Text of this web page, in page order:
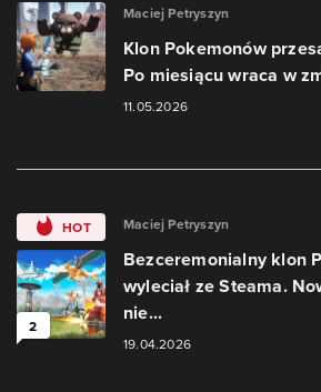
Maciej Petryszyn
Klon Pokemonów
Po miesiącu wraca w
11.05.2026
HOT
2
Maciej Petryszyn
Bezceremonialny klon
wyleciał ze Steama.
nie...
19.04.2026